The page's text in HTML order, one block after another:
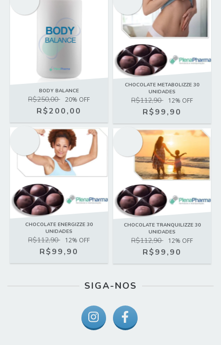
BODY BALANCE
R$250,00 20% OFF
R$200,00
CHOCOLATE METABOLIZZE 30
UNIDADES
R$112,90 12% OFF
R$99,90
CHOCOLATE ENERGIZZE 30
UNIDADES
R$112,90 12% OFF
R$99,90
CHOCOLATE TRANQUILIZZE 30
UNIDADES
R$112,90 12% OFF
R$99,90
SIGA-NOS